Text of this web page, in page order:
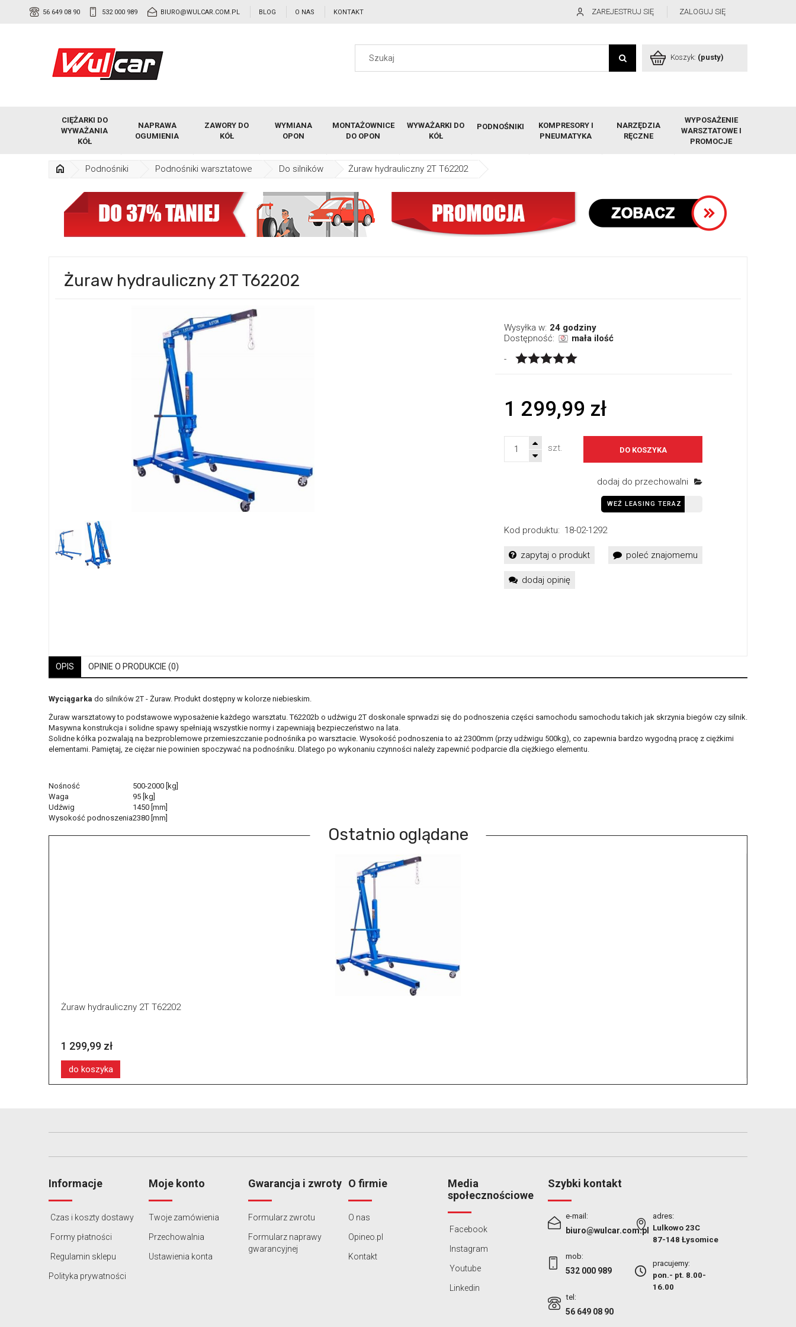
56 649 08 90 532 000 989 BIURO@WULCAR.COM.PL BLOG O NAS KONTAKT ZAREJESTRUJ SIĘ ZALOGUJ SIĘ
Koszyk: (pusty)
CIĘŻARKI DO
WYWAŻANIA
KÓŁ
NAPRAWA
OGUMIENIA
ZAWORY DO
KÓŁ
WYMIANA
OPON
MONTAŻOWNICE
DO OPON
WYWAŻARKI DO
KÓŁ
PODNOŚNIKI
KOMPRESORY I
PNEUMATYKA
NARZĘDZIA
RĘCZNE
WYPOSAŻENIE
WARSZTATOWE I
PROMOCJE
Podnośniki Podnośniki warsztatowe Do silników Żuraw hydrauliczny 2T T62202
Żuraw hydrauliczny 2T T62202
Wysyłka w: 24 godziny
Dostępność:
mała ilość
-
1 299,99 zł
szt. DO KOSZYKA
dodaj do przechowalni
WEŹ LEASING TERAZ
Kod produktu: 18-02-1292
zapytaj o produkt poleć znajomemu
dodaj opinię
OPIS OPINIE O PRODUKCIE (0)
Wyciągarka do silników 2T - Żuraw. Produkt dostępny w kolorze niebieskim.
Żuraw warsztatowy to podstawowe wyposażenie każdego warsztatu. T62202b o udźwigu 2T doskonale sprwadzi się do podnoszenia części samochodu samochodu takich jak skrzynia biegów czy silnik.
Masywna konstrukcja i solidne spawy spełniają wszystkie normy i zapewniają bezpieczeństwo na lata.
Solidne kółka pozwalają na bezproblemowe przemieszczanie podnośnika po warsztacie. Wysokość podnoszenia to aż 2300mm (przy udźwigu 500kg), co zapewnia bardzo wygodną pracę z ciężkimi
elementami. Pamiętaj, ze ciężar nie powinien spoczywać na podnośniku. Dlatego po wykonaniu czynności należy zapewnić podparcie dla ciężkiego elementu.
Nośność
500-2000 [kg]
Waga
95 [kg]
Udźwig
1450 [mm]
Wysokość podnoszenia2380 [mm]
Ostatnio oglądane
Żuraw hydrauliczny 2T T62202
1 299,99 zł
do koszyka
Informacje
Czas i koszty dostawy
Formy płatności
Regulamin sklepu
Polityka prywatności
Moje konto
Twoje zamówienia
Przechowalnia
Ustawienia konta
Gwarancja i zwroty
Formularz zwrotu
Formularz naprawy
gwarancyjnej
O firmie
O nas
Opineo.pl
Kontakt
Media
społecznościowe
Facebook
Instagram
Youtube
Linkedin
Szybki kontakt
e-mail:
biuro@wulcar.com.pl
mob:
532 000 989
tel:
56 649 08 90
adres:
Lulkowo 23C
87-148 Łysomice
pracujemy:
pon.- pt. 8.00-
16.00